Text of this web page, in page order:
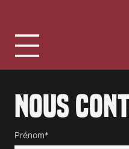
Nous
Prénom*